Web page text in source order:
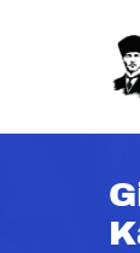
content